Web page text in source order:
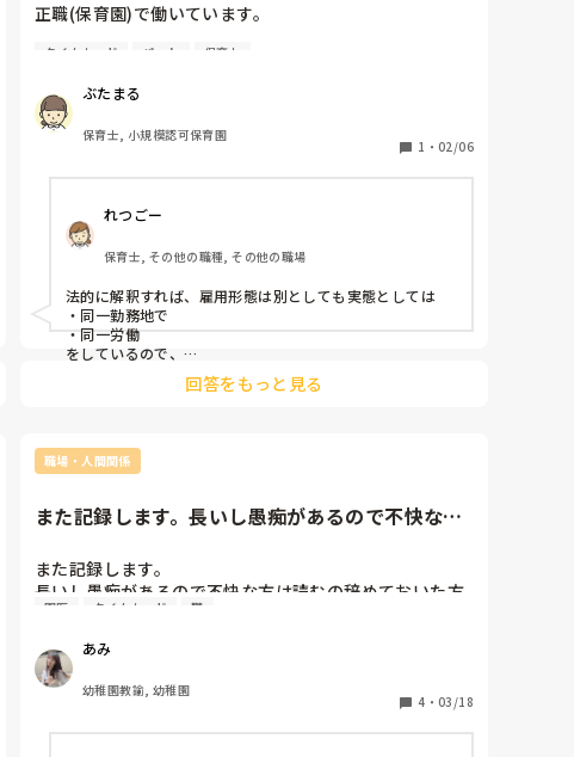
出勤しました。
す。これは毎年手伝って貰ってた年長の先生が手伝ってく
れるらしいです…
けど、私の所には年長の先生は少し来ただけですぐ帰って
いってしまいます…むしろ私は初めてなので手探り状態な
ので時間が他の先生の倍は掛かっていて私だけ取り残され
生帰ってね」って…（年長の先生に）
副園長と園長は私が3月で辞めるから手伝う必要なしだか
ら意地悪してるみたいです…
そして今日もタイムカード押してからの無料残業をしてき
ます。
明日子どもたちが絵を持ち帰り予定なのに、1人では到底
無理なこの膨大な絵の整理をどうやってまとめたらいいの
ここまで読んでくださった方すみません（ ;  ; ）
正職(保育園)で働いています。
7:30〜16:30まで通常勤務をし、タイムカードを切った
あと
16:30〜19:30まではパートとして契約し働く
などと言ったことはできるのでしょうか？
うな働き方をされている方はいらっしゃいますか?
また税金関係はどう変わってくるのかなどわかる方がい
ればアドバイスお願いいたします。
タイムカード パート 保育士
ぶたまる
保育士, 小規模認可保育園
1 ・ 02/06
れつごー
保育士, その他の職種, その他の職場
法的に解釈すれば、雇用形態は別としても実態としては
・同一勤務地で
・同一労働
をしているので、
の勤務をしているとみなされるでしょう。
36協定を締結していれば尚更です。
回答をもっと見る
職場・人間関係
また記録します。長いし愚痴があるので不快な方
また記録します。
長いし愚痴があるので不快な方は読むの辞めておいた方
去年の6月末から働きはじめたこの園…
3月いっぱいで退職する事になりました。
フリーでしたが1年目の先生が途中で辞めたので11月後
半から年少の担任をしています。
園医 タイムカード 鬱
あみ
幼稚園教諭, 幼稚園
4 ・ 03/18